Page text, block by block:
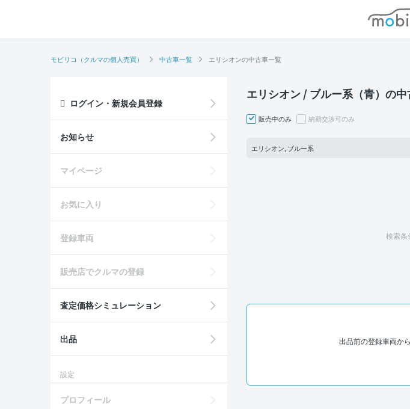
モビリコ（クルマの個人売買） 中古車一覧 エリシオンの中古車一覧
エリシオン / ブルー系（青）の
販売中のみ 納期交渉可のみ
エリシオン, ブルー系
検索条
出品前の登録車両か
ログイン・新規会員登録
お知らせ
マイページ
お気に入り
登録車両
販売店でクルマの登録
査定価格シミュレーション
出品
設定
プロフィール